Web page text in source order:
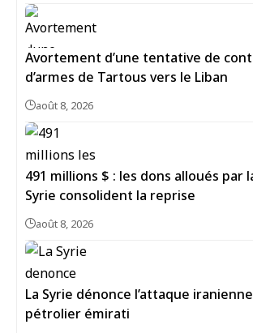
Avortement d’une tentative de
d’armes de Tartous vers le Liban
août 8, 2026
491 millions $ : les dons alloués par
Syrie consolident la reprise
août 8, 2026
La Syrie dénonce l’attaque
pétrolier émirati